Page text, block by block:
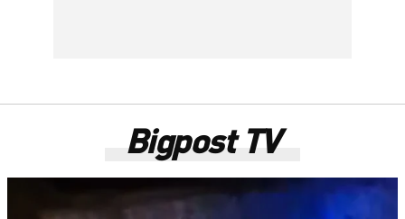
Bigpost TV